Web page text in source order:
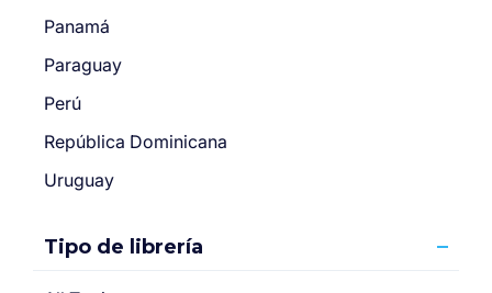
Panamá
Paraguay
Perú
República Dominicana
Uruguay
Tipo de librería